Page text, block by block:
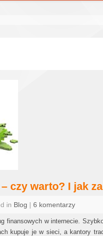
czy warto? I jak
in Blog | 6 komentarzy
finansowych w internecie.
kupuje je w sieci, a kantory